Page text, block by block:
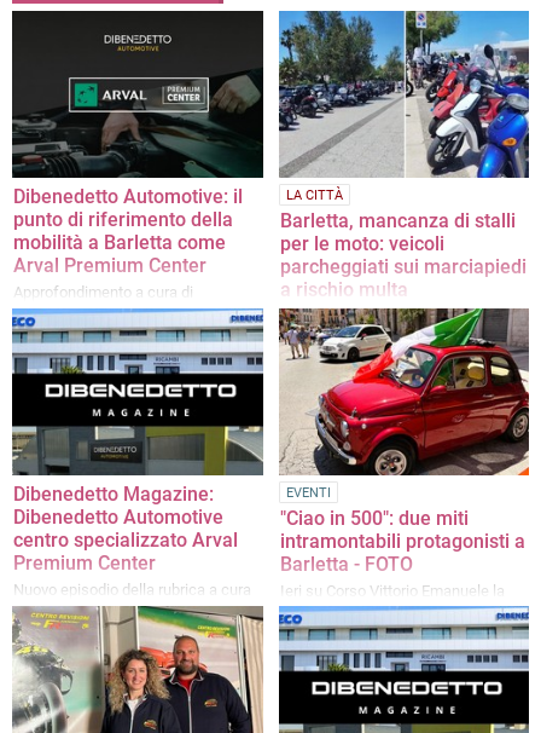
Dibenedetto Automotive: il
punto di riferimento della
mobilità a Barletta come
Arval Premium Center
Approfondimento a cura di
Dibenedetto Automotive
LA CITTÀ
Barletta, mancanza di stalli
per le moto: veicoli
parcheggiati sui marciapiedi
a rischio multa
La denuncia di un cittadino
Dibenedetto Magazine:
Dibenedetto Automotive
centro specializzato Arval
Premium Center
Nuovo episodio della rubrica a cura
di Dibenedetto Automotive
EVENTI
"Ciao in 500": due miti
intramontabili protagonisti a
Barletta - FOTO
Ieri su Corso Vittorio Emanuele la
prima edizione del raduno